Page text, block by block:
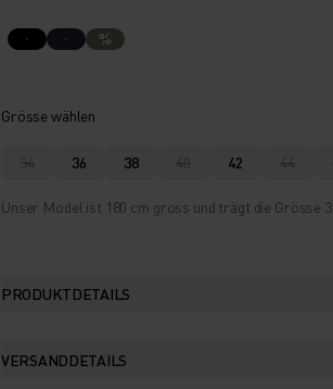
%
Grösse wählen
34 36 38 40 42 44
Unser Model ist 180 cm gross und trägt die Grösse
PRODUKTDETAILS
VERSANDDETAILS